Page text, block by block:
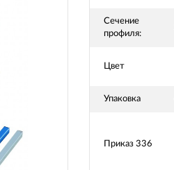
Сечение
профиля:
Цвет
Упаковка
Приказ 336